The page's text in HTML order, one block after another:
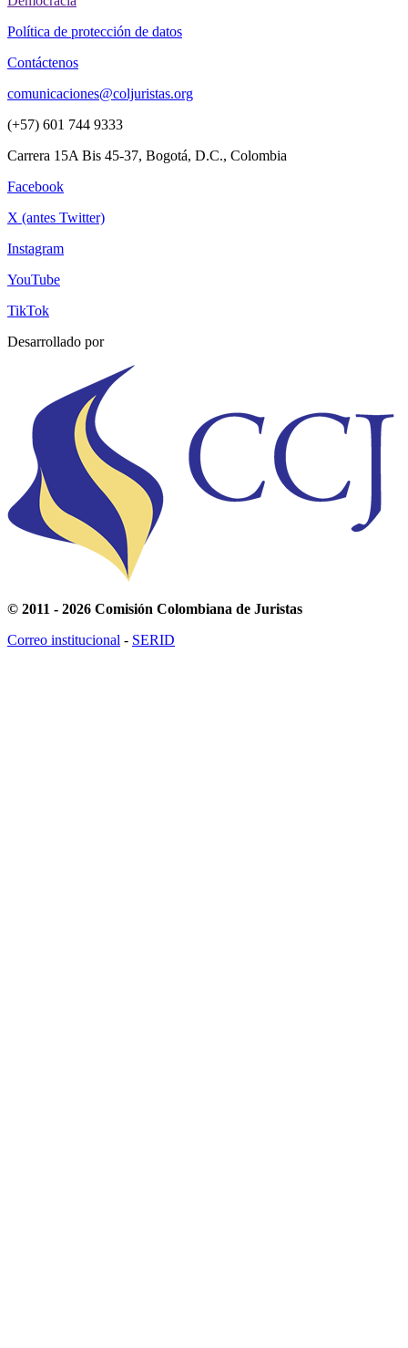
Política de protección de datos
Contáctenos
comunicaciones@coljuristas.org
(+57) 601 744 9333
Carrera 15A Bis 45-37, Bogotá, D.C., Colombia
Facebook
X (antes Twitter)
Instagram
YouTube
TikTok
Desarrollado por
© 2011 - 2026 Comisión Colombiana de Juristas
Correo institucional - SERID